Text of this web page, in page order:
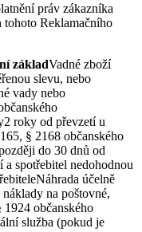
práv zákazníka
Reklamačního
základVadné zboží
slevu, nebo
vady nebo
roky od převzetí u
§ 2168 občanského
do 30 dnů od
spotřebitel nedohodnou
účelně
na poštovné,
1924 občanského
služba (pokud je